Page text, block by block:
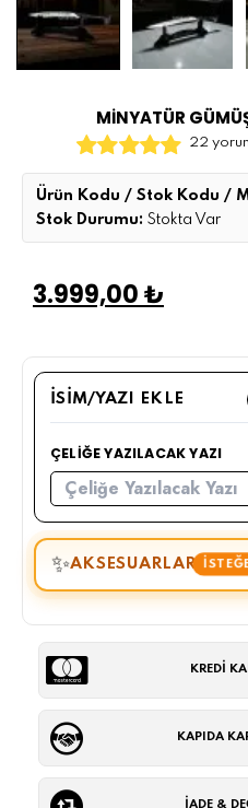
MİNYATÜR
22
Ürün Kodu / Stok Kodu /
Stok Durumu: Stokta Var
3.999,00 ₺
İSIM/YAZI EKLE
ÇELIĞE YAZILACAK YAZI
✨AKSESUARLAR
KREDİ
KAPIDA
İADE &